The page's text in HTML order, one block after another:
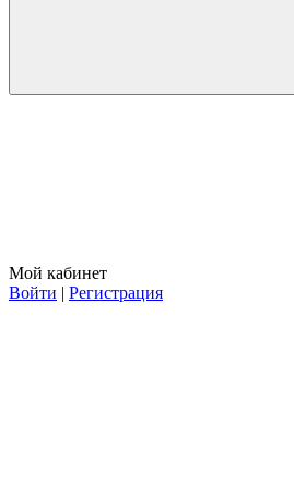
Мой кабинет
Войти | Регистрация